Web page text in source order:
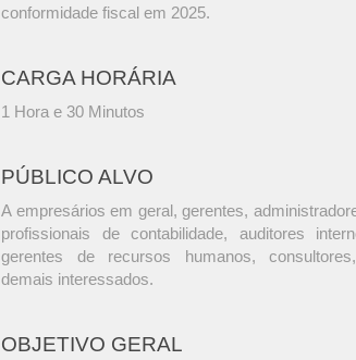
conformidade fiscal em 2025.
CARGA HORÁRIA
1 Hora e 30 Minutos
PÚBLICO ALVO
A empresários em geral, gerentes,
profissionais de contabilidade, auditores
gerentes de recursos humanos,
demais interessados.
OBJETIVO GERAL